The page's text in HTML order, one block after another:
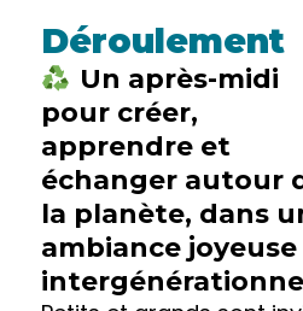
Déroulement
Un après-midi
pour créer,
apprendre et
échanger autour
la planète, dans
ambiance